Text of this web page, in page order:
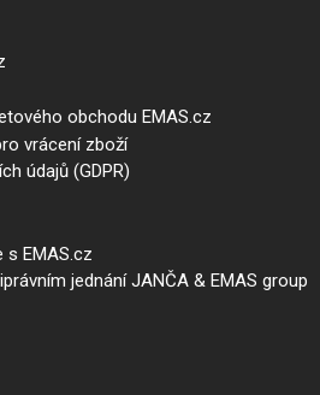
obchodu EMAS.cz
vrácení zboží
údajů (GDPR)
EMAS.cz
jednání JANČA & EMAS group